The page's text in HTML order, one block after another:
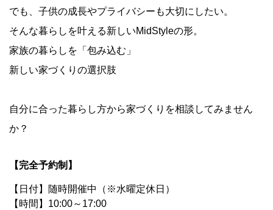
でも、子供の成長やプライバシーも大切にしたい。
そんな暮らしを叶える新しいMidStyleの形。
家族の暮らしを「包み込む」
新しい家づくりの選択肢
自分に合った暮らし方から家づくりを相談してみません
か？
【完全予約制】
【日付】随時開催中（※水曜定休日）
【時間】10:00～17:00